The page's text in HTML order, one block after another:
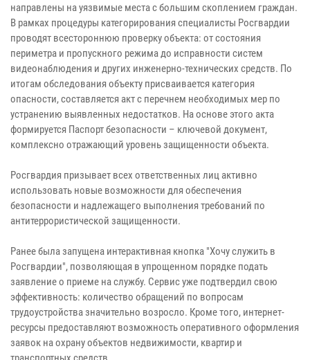
направлены на уязвимые места с большим скоплением граждан.
В рамках процедуры категорирования специалисты Росгвардии
проводят всестороннюю проверку объекта: от состояния
периметра и пропускного режима до исправности систем
видеонаблюдения и других инженерно-технических средств. По
итогам обследования объекту присваивается категория
опасности, составляется акт с перечнем необходимых мер по
устранению выявленных недостатков. На основе этого акта
формируется Паспорт безопасности – ключевой документ,
комплексно отражающий уровень защищенности объекта.
Росгвардия призывает всех ответственных лиц активно
использовать новые возможности для обеспечения
безопасности и надлежащего выполнения требований по
антитеррористической защищенности.
Ранее была запущена интерактивная кнопка "Хочу служить в
Росгвардии", позволяющая в упрощенном порядке подать
заявление о приеме на службу. Сервис уже подтвердил свою
эффективность: количество обращений по вопросам
трудоустройства значительно возросло. Кроме того, интернет-
ресурсы предоставляют возможность оперативного оформления
заявок на охрану объектов недвижимости, квартир и